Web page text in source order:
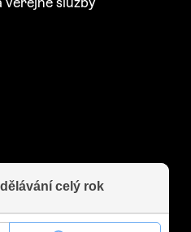
veřejné služby